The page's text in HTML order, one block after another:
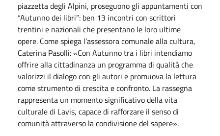
piazzetta degli Alpini, proseguono gli appuntamenti con
“Autunno dei libri”: ben 13 incontri con scrittori
trentini e nazionali che presentano le loro ultime
opere. Come spiega l’assessora comunale alla cultura,
Caterina Pasolli: «Con Autunno tra i libri intendiamo
offrire alla cittadinanza un programma di qualità che
valorizzi il dialogo con gli autori e promuova la lettura
come strumento di crescita e confronto. La rassegna
rappresenta un momento significativo della vita
culturale di Lavis, capace di rafforzare il senso di
comunità attraverso la condivisione del sapere».